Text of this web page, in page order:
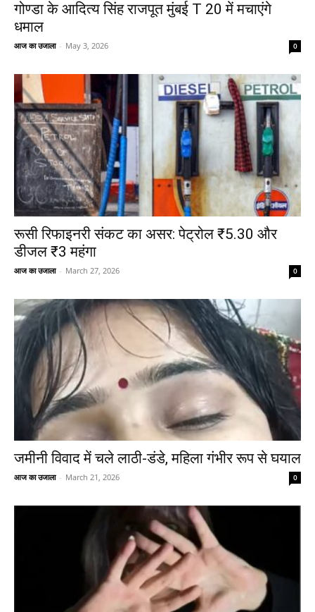
गोण्डा के आदित्य सिंह राजपूत मुंबई T 20 में मचाएंगे
धमाल
आज का उजाला - May 3, 2026 0
रूसी रिफाइनरी संकट का असर: पेट्रोल ₹5.30 और
डीजल ₹3 महंगा
आज का उजाला - March 27, 2026 0
जमीनी विवाद में चले लाठी-डंडे, महिला गंभीर रूप से घयाल
आज का उजाला - March 21, 2026 0